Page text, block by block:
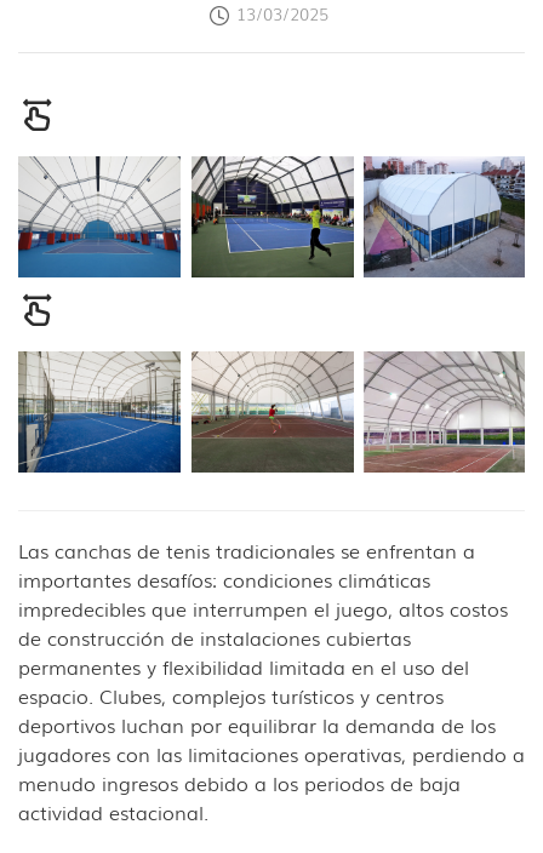
13/03/2025
Las canchas de tenis tradicionales se enfrentan a
importantes desafíos: condiciones climáticas
impredecibles que interrumpen el juego, altos costos
de construcción de instalaciones cubiertas
permanentes y flexibilidad limitada en el uso del
espacio. Clubes, complejos turísticos y centros
deportivos luchan por equilibrar la demanda de los
jugadores con las limitaciones operativas, perdiendo a
menudo ingresos debido a los periodos de baja
actividad estacional.